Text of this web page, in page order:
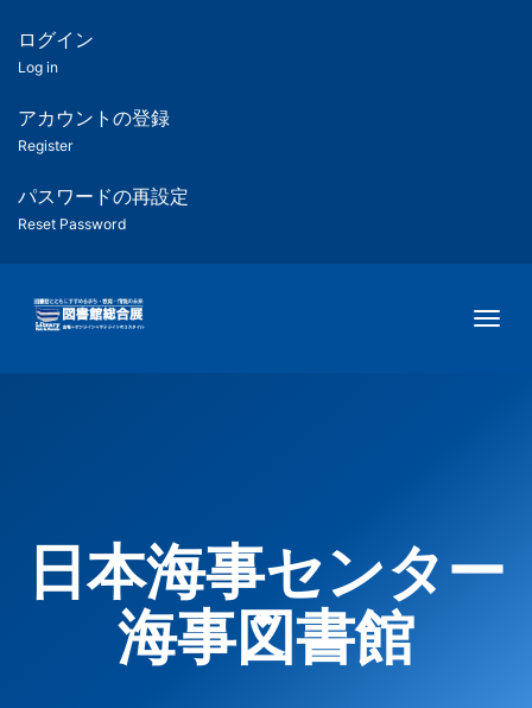
ツ
匿
名
ユ
ー
ー
用
メ
ログイン
Log in
アカウントの登録
Register
パスワードの再設定
Reset Password
日本海事センター
海事図書館